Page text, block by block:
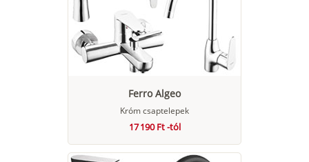
Ferro Algeo
Króm csaptelepek
17 190 Ft -tól